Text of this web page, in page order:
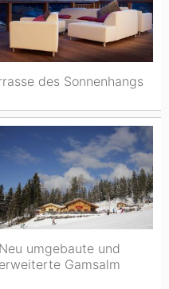
des Sonnenhangs
Neu umgebaute und
erweiterte Gamsalm